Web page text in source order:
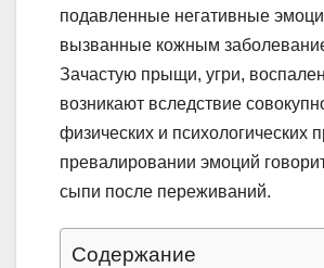
подавленные негативные
вызванные кожным
Зачастую прыщи, угри,
возникают вследствие
физических и психологических
превалировании эмоций
сыпи после переживаний.
Содержание